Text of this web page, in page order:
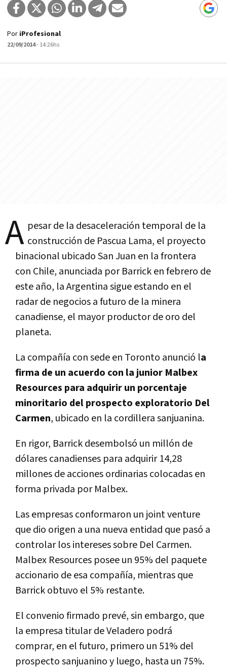
Por iProfesional
22/09/2014- 14:26hs
A pesar de la desaceleración temporal de la
construcción de Pascua Lama, el proyecto
binacional ubicado San Juan en la frontera
con Chile, anunciada por Barrick en febrero de
este año, la Argentina sigue estando en el
radar de negocios a futuro de la minera
canadiense, el mayor productor de oro del
planeta.
La compañía con sede en Toronto anunció la
firma de un acuerdo con la junior Malbex
Resources para adquirir un porcentaje
minoritario del prospecto exploratorio Del
Carmen, ubicado en la cordillera sanjuanina.
En rigor, Barrick desembolsó un millón de
dólares canadienses para adquirir 14,28
millones de acciones ordinarias colocadas en
forma privada por Malbex.
Las empresas conformaron un joint venture
que dio origen a una nueva entidad que pasó a
controlar los intereses sobre Del Carmen.
Malbex Resources posee un 95% del paquete
accionario de esa compañía, mientras que
Barrick obtuvo el 5% restante.
El convenio firmado prevé, sin embargo, que
la empresa titular de Veladero podrá
comprar, en el futuro, primero un 51% del
prospecto sanjuanino y luego, hasta un 75%.